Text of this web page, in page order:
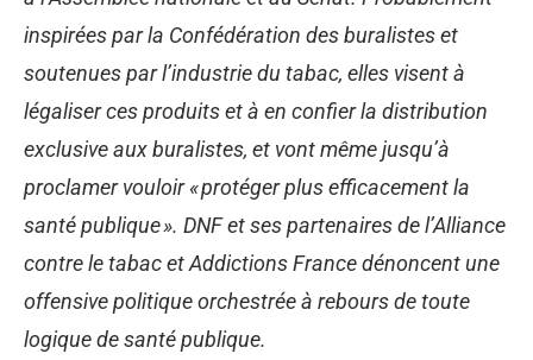
inspirées par la Confédération des buralistes et
soutenues par l’industrie du tabac, elles visent à
légaliser ces produits et à en confier la distribution
exclusive aux buralistes, et vont même jusqu’à
proclamer vouloir « protéger plus efficacement la
santé publique ». DNF et ses partenaires de l’Alliance
contre le tabac et Addictions France dénoncent une
offensive politique orchestrée à rebours de toute
logique de santé publique.